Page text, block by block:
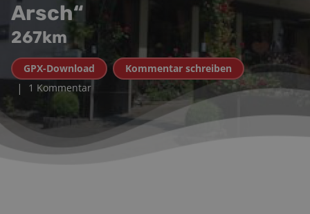
Arsch“
267km
GPX-Download Kommentar schreiben
| 1 Kommentar